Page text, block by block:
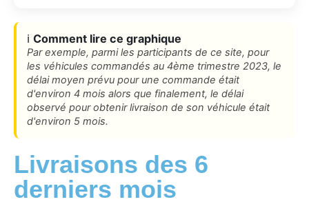
ℹ️ Comment lire ce graphique
Par exemple, parmi les participants de ce site, pour
les véhicules commandés au 4ème trimestre 2023, le
délai moyen prévu pour une commande était
d'environ 4 mois alors que finalement, le délai
observé pour obtenir livraison de son véhicule était
d'environ 5 mois.
Livraisons des 6
derniers mois